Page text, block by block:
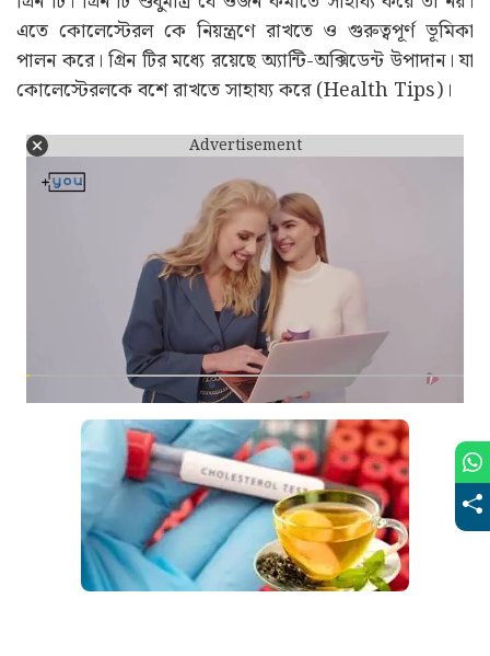
এতে কোলেস্টেরল কে নিয়ন্ত্রণে রাখতে ও গুরুত্বপূর্ণ ভূমিকা
পালন করে। গ্রিন টির মধ্যে রয়েছে অ্যান্টি-অক্সিডেন্ট উপাদান। যা
কোলেস্টেরলকে বশে রাখতে সাহায্য করে (Health Tips)।
Advertisement